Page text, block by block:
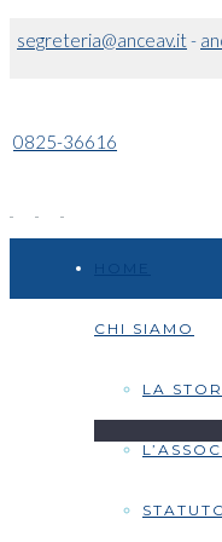
segreteria@anceav.it-
0825-36616
CHI SIAMO
LA